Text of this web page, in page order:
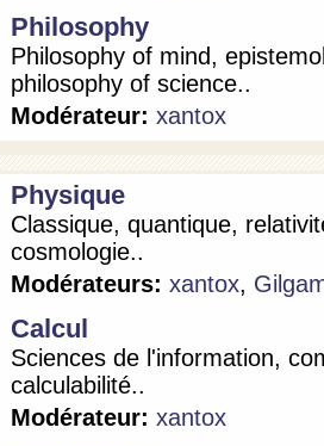
Philosophy
Philosophy of mind,
philosophy of science..
Modérateur: xantox
Physique
Classique, quantique,
cosmologie..
Modérateurs: xantox,
Calcul
Sciences de l'information,
calculabilité..
Modérateur: xantox